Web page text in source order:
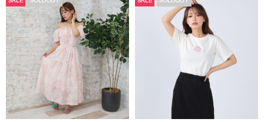
SALE SOLDOUT SALE SOLDOUT